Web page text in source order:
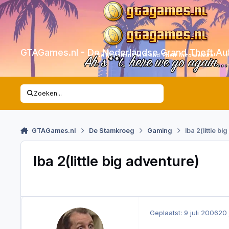
Skip to content
GTAGames.nl - De Nederlandse Grand Theft
De Nederlandse Grand Theft Auto website!
Ah s**t, here we go again...
Zoeken...
GTAGames.nl De Stamkroeg Gaming lba 2(little
lba 2(little big adventure)
Geplaatst: 9 juli 200620